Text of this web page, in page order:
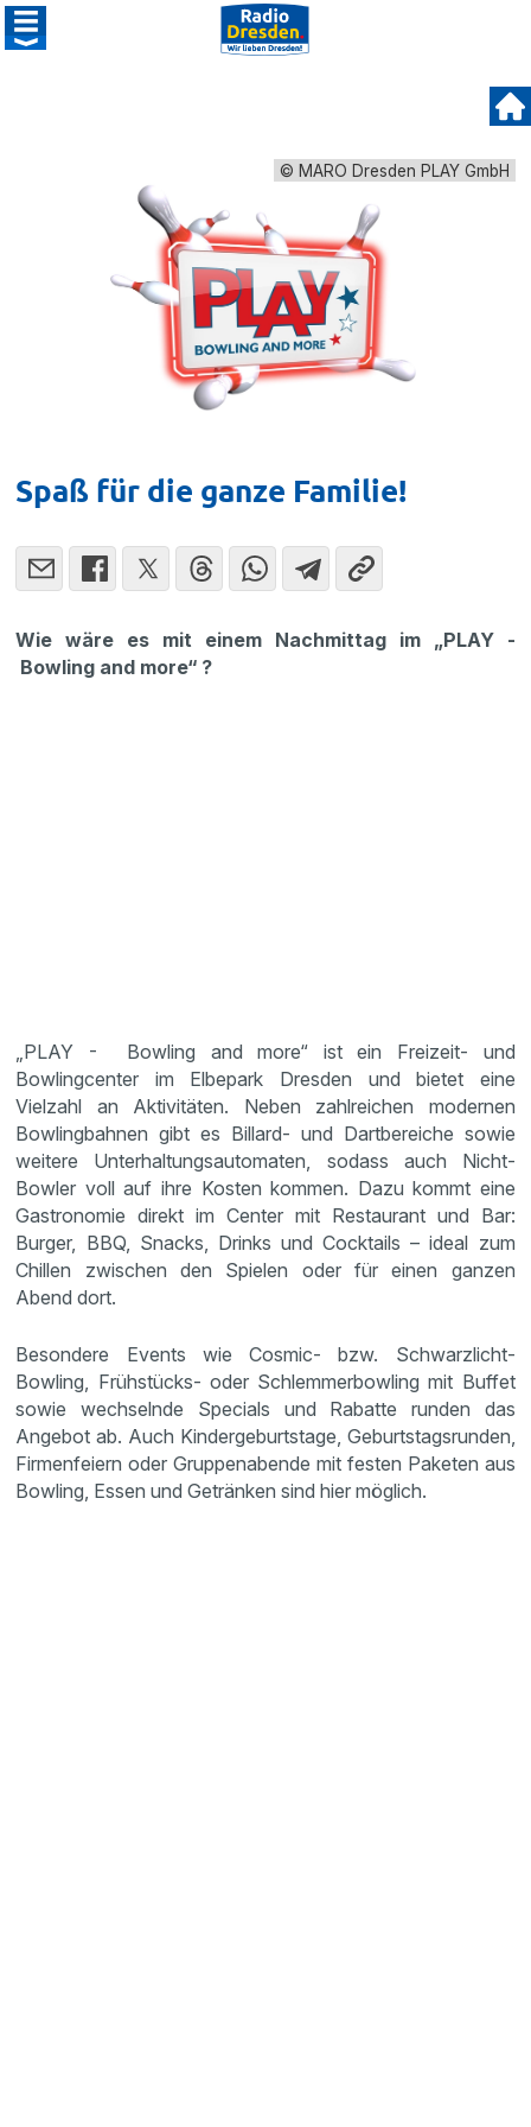
© MARO Dresden PLAY GmbH
Spaß für die ganze Familie!
Wie wäre es mit einem Nachmittag im „PLAY -
Bowling and more“ ?
„PLAY - Bowling and more“ ist ein Freizeit- und
Bowlingcenter im Elbepark Dresden und bietet eine
Vielzahl an Aktivitäten. Neben zahlreichen modernen
Bowlingbahnen gibt es Billard- und Dartbereiche sowie
weitere Unterhaltungsautomaten, sodass auch Nicht-
Bowler voll auf ihre Kosten kommen. Dazu kommt eine
Gastronomie direkt im Center mit Restaurant und Bar:
Burger, BBQ, Snacks, Drinks und Cocktails – ideal zum
Chillen zwischen den Spielen oder für einen ganzen
Abend dort.
Besondere Events wie Cosmic- bzw. Schwarzlicht-
Bowling, Frühstücks- oder Schlemmerbowling mit Buffet
sowie wechselnde Specials und Rabatte runden das
Angebot ab. Auch Kindergeburtstage, Geburtstagsrunden,
Firmenfeiern oder Gruppenabende mit festen Paketen aus
Bowling, Essen und Getränken sind hier möglich.